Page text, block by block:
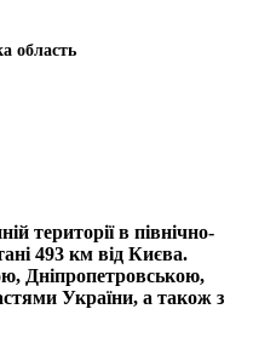
область
території в північно-
493 км від Києва.
Дніпропетровською,
України, а також з